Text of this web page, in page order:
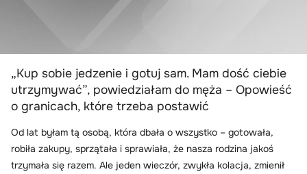
„Kup sobie jedzenie i gotuj sam. Mam dość ciebie
utrzymywać”, powiedziałam do męża – Opowieść
o granicach, które trzeba postawić
Od lat byłam tą osobą, która dbała o wszystko – gotowała,
robiła zakupy, sprzątała i sprawiała, że nasza rodzina jakoś
trzymała się razem. Ale jeden wieczór, zwykła kolacja, zmienił